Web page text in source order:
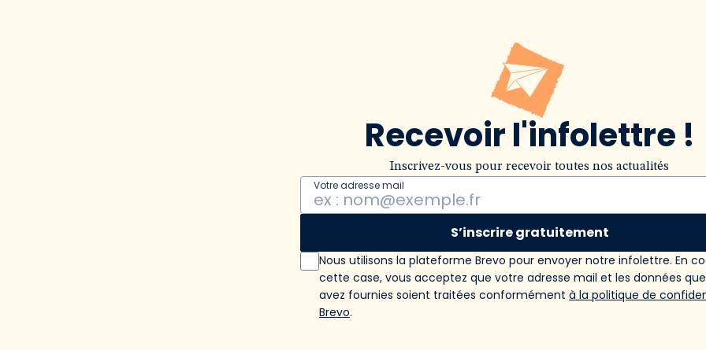
Recevoir l'infolettre !
Inscrivez-vous pour recevoir toutes nos actualités
Votre adresse mail
S’inscrire gratuitement
Nous utilisons la plateforme Brevo pour envoyer notre infolettre. En
cette case, vous acceptez que votre adresse mail et les données
avez fournies soient traitées conformément à la politique de
Brevo.